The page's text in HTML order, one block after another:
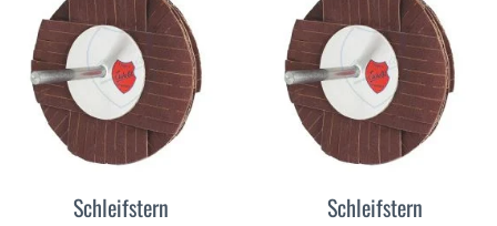
Schleifstern
Schleifstern